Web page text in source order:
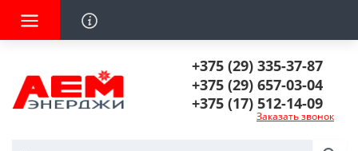
+375 (29) 335-37-87
+375 (29) 657-03-04
+375 (17) 512-14-09
Заказать звонок